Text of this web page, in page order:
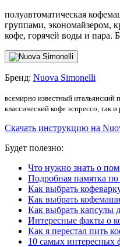
полуавтоматическая
группами, экономайзером,
кофе, горячей воды и пара.
Бренд: Nuova Simonelli
всемирно известный
классический кофе эспрессо, так
Скачать инструкцию на
Будет полезно:
Что нужно знать о
Подробная памятка
Как выбрать
Как выбрать
Как выбрать капсулы
Интересные факты о
Как я перестал пить
10 самых интересных